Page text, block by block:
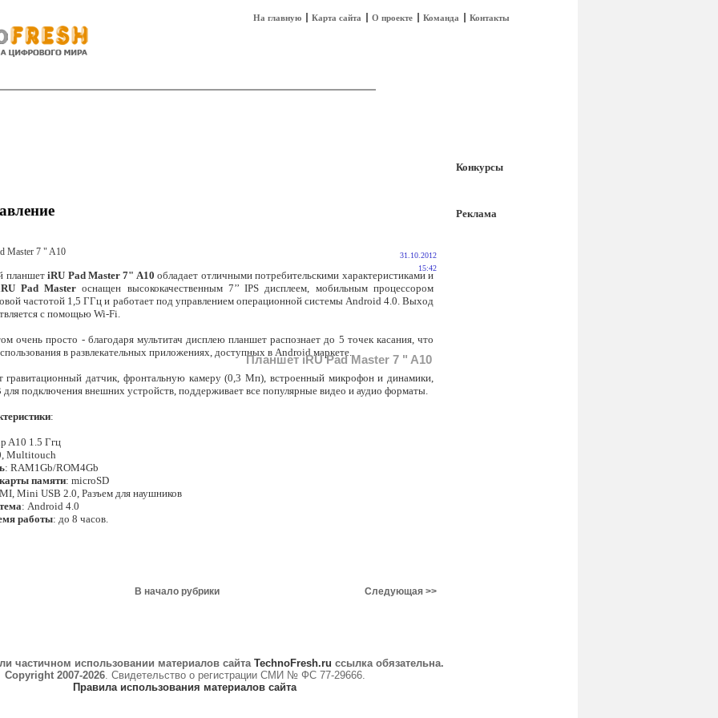
На главную Карта сайта О проекте Команда Контакты
Планшет iRU Pad Master 7 " A10
31.10.2012
15:42
планшетiRU Pad Master 7" A10 обладает отличными потребительскими характеристиками и
RU Pad Master оснащен высококачественным 7’’ IPS дисплеем, мобильным процессором
частотой 1,5 ГГц и работает под управлением операционной системы Android 4.0. Выход
с помощью Wi-Fi.
очень просто - благодаря мультитач дисплею планшет распознает до 5 точек касания, что
в развлекательных приложениях, доступных в Android маркете.
гравитационный датчик, фронтальную камеру (0,3 Мп), встроенный микрофон и динамики,
подключения внешних устройств, поддерживает все популярные видео и аудио форматы.
:
A10 1.5 Ггц
Multitouch
: RAM1Gb/ROM4Gb
памяти: microSD
Mini USB 2.0, Разъем для наушников
: Android 4.0
работы: до 8 часов.
В начало рубрики Следующая >>
Конкурсы
Реклама
частичном использовании материалов сайта TechnoFresh.ru ссылка обязательна.
Copyright 2007-2026. Свидетельство о регистрации СМИ № ФС 77-29666.
Правила использования материалов сайта